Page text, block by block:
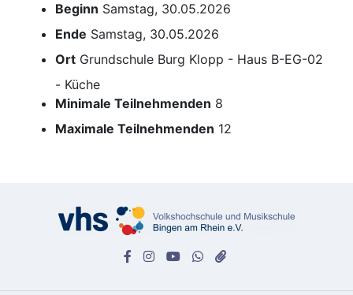
Beginn Samstag, 30.05.2026
Ende Samstag, 30.05.2026
Ort Grundschule Burg Klopp - Haus B-EG-02
- Küche
Minimale Teilnehmenden 8
Maximale Teilnehmenden 12